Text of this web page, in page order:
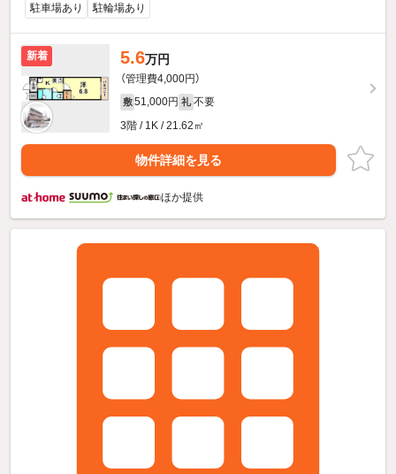
駐車場あり 駐輪場あり
新着 5.6万円
（管理費4,000円）
敷 51,000円 礼 不要
3階 / 1K / 21.62㎡
物件詳細を見る
ほか提供